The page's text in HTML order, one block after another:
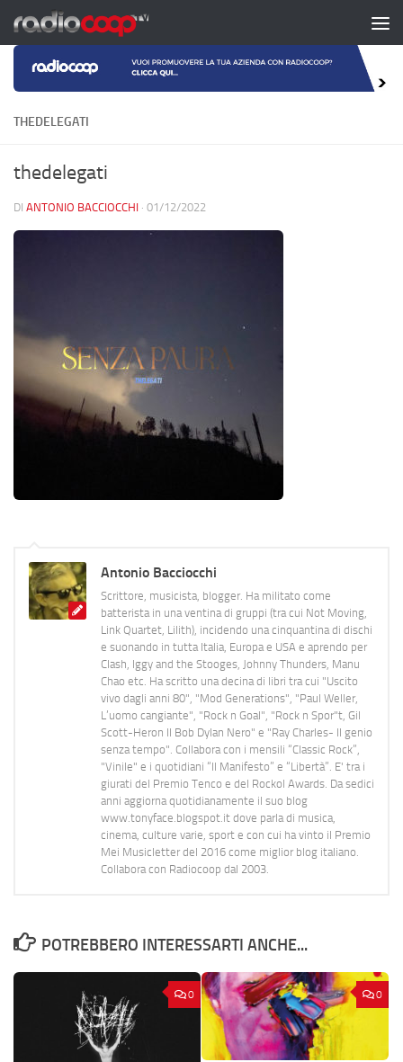
Salta al contenuto
THEDELEGATI
thedelegati
DI ANTONIO BACCIOCCHI · 01/12/2022
Antonio Bacciocchi
Scrittore, musicista, blogger. Ha militato come
batterista in una ventina di gruppi (tra cui Not Moving,
Link Quartet, Lilith), incidendo una cinquantina di dischi
e suonando in tutta Italia, Europa e USA e aprendo per
Clash, Iggy and the Stooges, Johnny Thunders, Manu
Chao etc. Ha scritto una decina di libri tra cui "Uscito
vivo dagli anni 80", "Mod Generations", "Paul Weller,
L’uomo cangiante", "Rock n Goal", "Rock n Spor"t, Gil
Scott-Heron Il Bob Dylan Nero" e "Ray Charles- Il genio
senza tempo". Collabora con i mensili “Classic Rock”,
"Vinile" e i quotidiani “Il Manifesto” e “Libertà”. E' tra i
giurati del Premio Tenco e del Rockol Awards. Da sedici
anni aggiorna quotidianamente il suo blog
www.tonyface.blogspot.it dove parla di musica,
cinema, culture varie, sport e con cui ha vinto il Premio
Mei Musicletter del 2016 come miglior blog italiano.
Collabora con Radiocoop dal 2003.
POTREBBERO INTERESSARTI ANCHE...
0 0